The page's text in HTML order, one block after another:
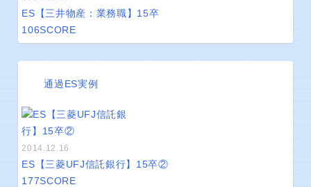
ES【三井物産：業務職】15卒
106SCORE
通過ES実例
2014.12.16
ES【三菱UFJ信託銀行】15卒②
177SCORE